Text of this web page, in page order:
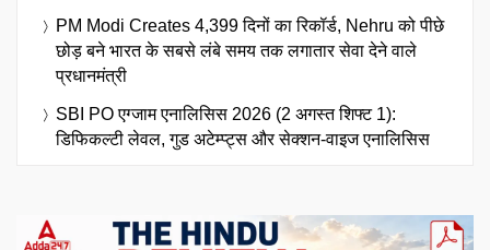
PM Modi Creates 4,399 दिनों का रिकॉर्ड, Nehru को पीछे
छोड़ बने भारत के सबसे लंबे समय तक लगातार सेवा देने वाले
प्रधानमंत्री
SBI PO एग्जाम एनालिसिस 2026 (2 अगस्त शिफ्ट 1):
डिफिकल्टी लेवल, गुड अटेम्प्ट्स और सेक्शन-वाइज एनालिसिस